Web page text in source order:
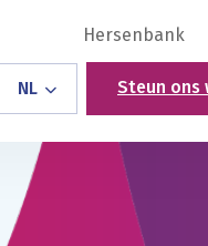
Hersenbank
NL Steun ons